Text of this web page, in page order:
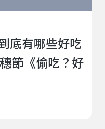
底有哪些好吃
節《偷吃？好